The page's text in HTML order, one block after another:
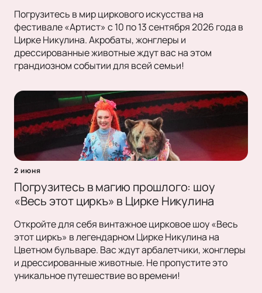
Погрузитесь в мир циркового искусства на
фестивале «Артист» с 10 по 13 сентября 2026 года в
Цирке Никулина. Акробаты, жонглеры и
дрессированные животные ждут вас на этом
грандиозном событии для всей семьи!
2 июня
Погрузитесь в магию прошлого: шоу
«Весь этот циркъ» в Цирке Никулина
Откройте для себя винтажное цирковое шоу «Весь
этот циркъ» в легендарном Цирке Никулина на
Цветном бульваре. Вас ждут арбалетчики, жонглеры
и дрессированные животные. Не пропустите это
уникальное путешествие во времени!